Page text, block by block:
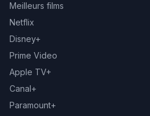
Meilleurs films
Netflix
Disney+
Prime Video
Apple TV+
Canal+
Paramount+